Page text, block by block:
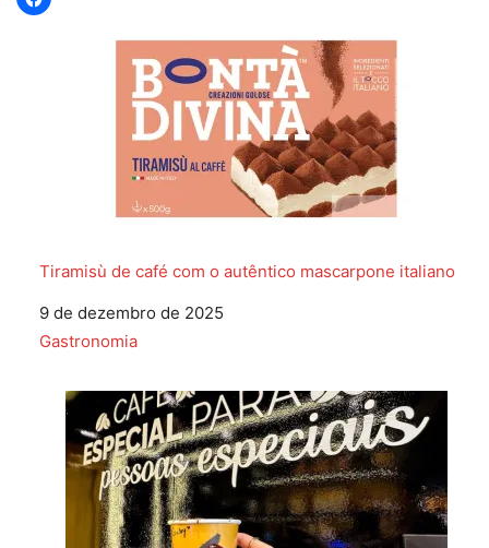
Tiramisù de café com o autêntico mascarpone italiano
Data
9 de dezembro de 2025
Em relação a
Gastronomia